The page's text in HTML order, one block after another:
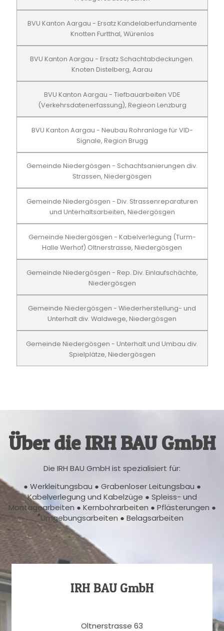
BVU Kanton Aargau - Ersatz Kandelaberfundamente
Knotten Furtthal, Würenlos
BVU Kanton Aargau - Ersatz Schachtabdeckungen.
Knoten Distelberg, Aarau
BVU Kanton Aargau - Tiefbauarbeiten VDE
(Verkehrsdatenerfassung), Regieon Lenzburg
BVU Kanton Aargau - Neubau Rohranlage für VID-
Signale, Region Brugg
Gemeinde Niedergösgen - Schachtsanierungen div.
Strassen, Niedergösgen
Gemeinde Niedergösgen - Div. Strassenreparaturen
und Unterhaltsarbeiten, Niedergösgen
Gemeinde Niedergösgen - Kabelverlegung (Turm-
Halle Werhof) Oltnerstrasse, Niedergösgen
Gemeinde Niedergösgen - Rep. Div. Einlaufschächte,
Niedergösgen
Gemeinde Niedergösgen - Wiederherstellung- und
Unterhalt div. Waldwege, Niedergösgen
Gemeinde Niedergösgen - Unterhalt und Umbau div.
Spielplätze, Niedergösgen
Über die IRH BAU GmbH
Die IRH BAU GmbH ist spezialisiert für:
● Werkleitungsbau ● Grabenloser Leitungsbau ●
Kabelverlegung und Kabelzüge ● Spleiss- und
Montagearbeiten ● Kernbohrarbeiten ● Pflästerungen ●
Umgebungsarbeiten ● Belagsarbeiten
IRH BAU GmbH
Oltnerstrasse 63